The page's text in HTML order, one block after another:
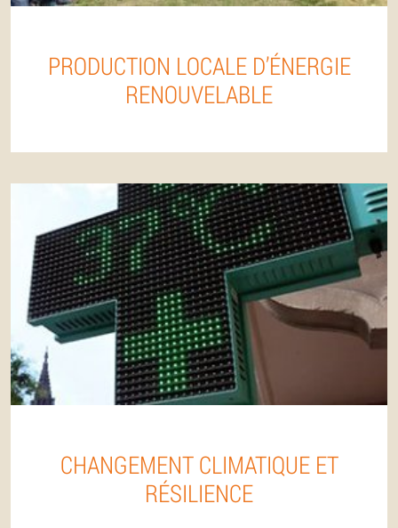
PRODUCTION LOCALE D’ÉNERGIE
RENOUVELABLE
CHANGEMENT CLIMATIQUE ET
RÉSILIENCE